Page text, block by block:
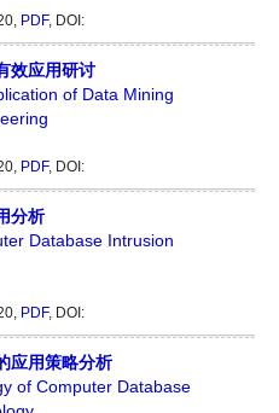
PDF, DOI:
效应用研讨
of Data Mining
PDF, DOI:
分析
Database Intrusion
PDF, DOI:
应用策略分析
of Computer Database